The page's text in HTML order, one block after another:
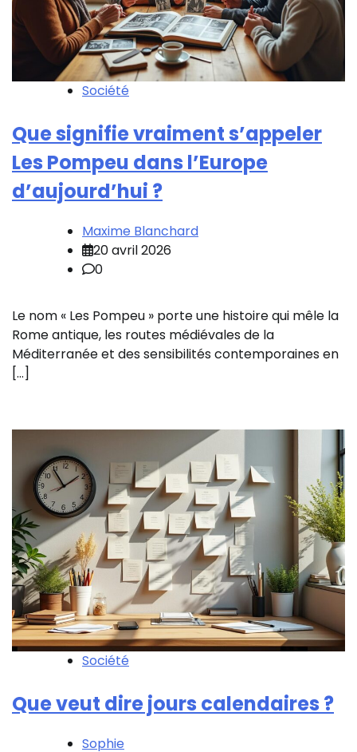
Société
Que signifie vraiment s’appeler
Les Pompeu dans l’Europe
d’aujourd’hui ?
Maxime Blanchard
20 avril 2026
0
Le nom « Les Pompeu » porte une histoire qui mêle la
Rome antique, les routes médiévales de la
Méditerranée et des sensibilités contemporaines en
[…]
Société
Que veut dire jours calendaires ?
Sophie